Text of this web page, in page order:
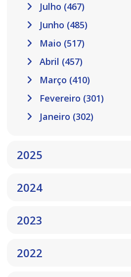
Julho (467)
Junho (485)
Maio (517)
Abril (457)
Março (410)
Fevereiro (301)
Janeiro (302)
2025
2024
2023
2022